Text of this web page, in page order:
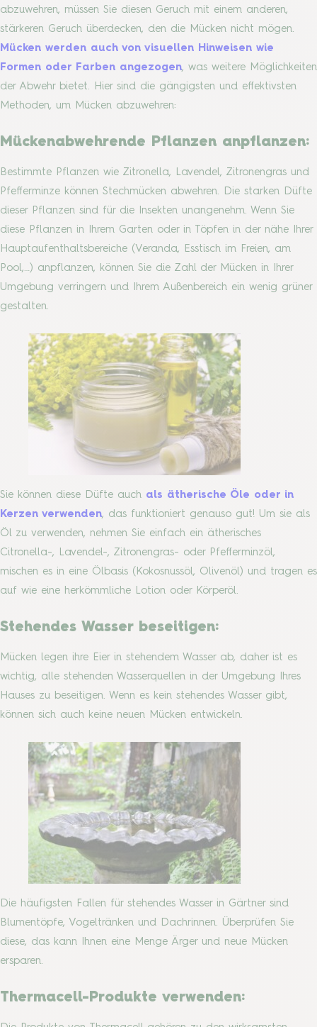
abzuwehren, müssen Sie diesen Geruch mit einem anderen,
stärkeren Geruch überdecken, den die Mücken nicht mögen.
Mücken werden auch von visuellen Hinweisen wie
Formen oder Farben angezogen, was weitere Möglichkeiten
der Abwehr bietet. Hier sind die gängigsten und effektivsten
Methoden, um Mücken abzuwehren:
Mückenabwehrende Pflanzen anpflanzen:
Bestimmte Pflanzen wie Zitronella, Lavendel, Zitronengras und
Pfefferminze können Stechmücken abwehren. Die starken Düfte
dieser Pflanzen sind für die Insekten unangenehm. Wenn Sie
diese Pflanzen in Ihrem Garten oder in Töpfen in der nähe Ihrer
Hauptaufenthaltsbereiche (Veranda, Esstisch im Freien, am
Pool,…) anpflanzen, können Sie die Zahl der Mücken in Ihrer
Umgebung verringern und Ihrem Außenbereich ein wenig grüner
gestalten.
Sie können diese Düfte auch als ätherische Öle oder in
Kerzen verwenden, das funktioniert genauso gut! Um sie als
Öl zu verwenden, nehmen Sie einfach ein ätherisches
Citronella-, Lavendel-, Zitronengras- oder Pfefferminzöl,
mischen es in eine Ölbasis (Kokosnussöl, Olivenöl) und tragen es
auf wie eine herkömmliche Lotion oder Körperöl.
Stehendes Wasser beseitigen:
Mücken legen ihre Eier in stehendem Wasser ab, daher ist es
wichtig, alle stehenden Wasserquellen in der Umgebung Ihres
Hauses zu beseitigen. Wenn es kein stehendes Wasser gibt,
können sich auch keine neuen Mücken entwickeln.
Die häufigsten Fallen für stehendes Wasser in Gärtner sind
Blumentöpfe, Vogeltränken und Dachrinnen. Überprüfen Sie
diese, das kann Ihnen eine Menge Ärger und neue Mücken
ersparen.
Thermacell-Produkte verwenden: